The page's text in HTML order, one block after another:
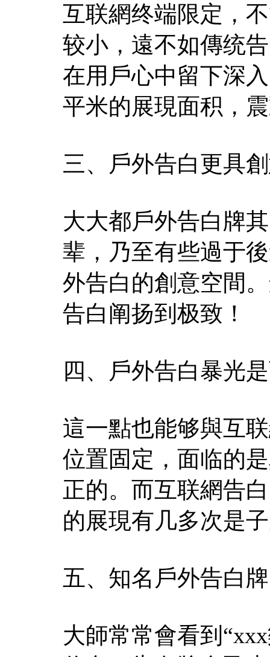
互联網终端限定，
较小，遠不如傳统
在用戶心中留下深
平米的展現面积，
三、戶外告白更具
大大都戶外告白牌
辈，乃至有些過于
外告白的創意空間
告白阐扬到极致！
四、戶外告白暴光
這一點也能够與互
位置固定，面临的
正的。而互联網告
的展現有几多次是
五、知名戶外告白
大師常常會看到